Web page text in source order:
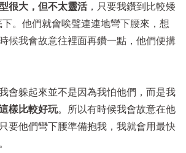
很大，但不太靈活，只要我鑽到比較矮
。他們就會唉聲連連地彎下腰來，想
候我會故意往裡面再鑽一點，他們便搆
會躲起來並不是因為我怕他們，而是我
樣比較好玩。所以有時候我會故意在他
要他們彎下腰準備抱我，我就會用最快